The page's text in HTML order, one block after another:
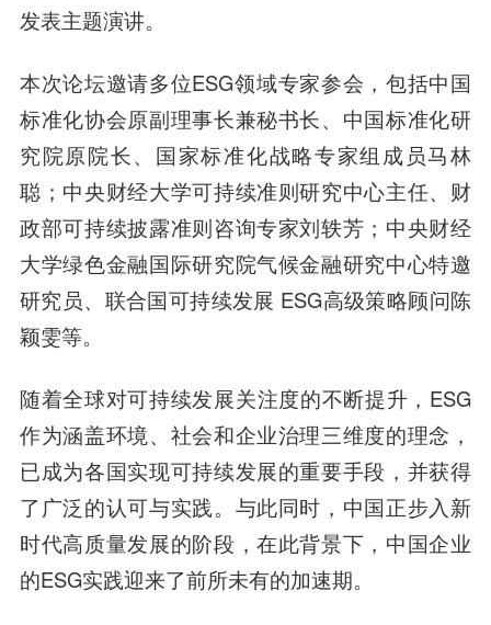
发表主题演讲。
本次论坛邀请多位ESG领域专家参会，包括中国
标准化协会原副理事长兼秘书长、中国标准化研
究院原院长、国家标准化战略专家组成员马林
聪；中央财经大学可持续准则研究中心主任、财
政部可持续披露准则咨询专家刘轶芳；中央财经
大学绿色金融国际研究院气候金融研究中心特邀
研究员、联合国可持续发展 ESG高级策略顾问陈
颖雯等。
随着全球对可持续发展关注度的不断提升，ESG
作为涵盖环境、社会和企业治理三维度的理念，
已成为各国实现可持续发展的重要手段，并获得
了广泛的认可与实践。与此同时，中国正步入新
时代高质量发展的阶段，在此背景下，中国企业
的ESG实践迎来了前所未有的加速期。